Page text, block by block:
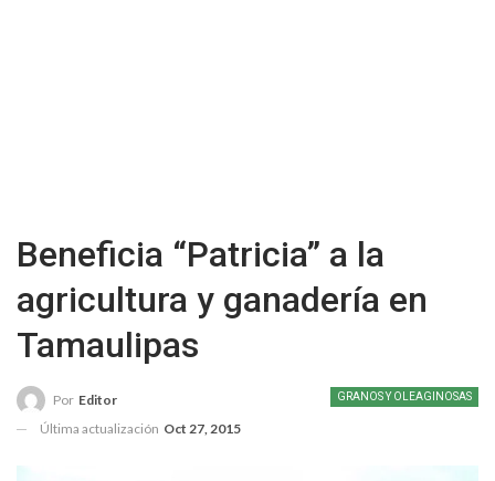
Beneficia “Patricia” a la
agricultura y ganadería en
Tamaulipas
GRANOS Y OLEAGINOSAS
Por Editor
Última actualización Oct 27, 2015